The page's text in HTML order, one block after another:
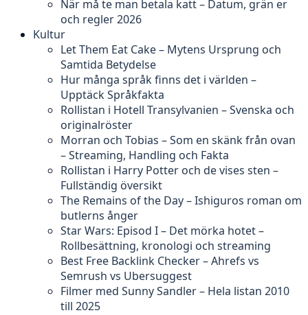
När må te man betala katt – Datum, grän er
och regler 2026
Kultur
Let Them Eat Cake – Mytens Ursprung och
Samtida Betydelse
Hur många språk finns det i världen –
Upptäck Språkfakta
Rollistan i Hotell Transylvanien – Svenska och
originalröster
Morran och Tobias – Som en skänk från ovan
– Streaming, Handling och Fakta
Rollistan i Harry Potter och de vises sten –
Fullständig översikt
The Remains of the Day – Ishiguros roman om
butlerns ånger
Star Wars: Episod I – Det mörka hotet –
Rollbesättning, kronologi och streaming
Best Free Backlink Checker – Ahrefs vs
Semrush vs Ubersuggest
Filmer med Sunny Sandler – Hela listan 2010
till 2025